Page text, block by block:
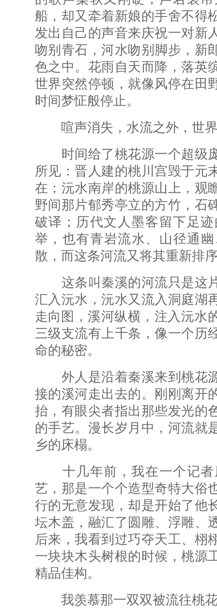
船，却又牵着新娘的手舍不得
发出自己的声音来庆祝一对新
吻别青石，河水吻别脚步，新
色之中。花雨自天而降，落英
世界突然停顿，就像风停在田
时间梦怔般停止。
喧声消失，水流之外，世界
时间给了桃花源一个超级
所见：晋人建的桃川宫毁于元
在；沅水南岸的桃源山上，观
野间那片郁秀亭立的方竹，石
破译；历代文人墨客留下足
举，也有青岩流水、山径通
散，而这条河流又将其重新排
这条叫秦溪的河流只是这
汇入沅水，沅水又流入洞庭湖
走向图，溪河纵横，注入沅水
三级支流有上千条，像一个历
命的秘密。
外人是沿着秦溪来到桃花
接的溪河走出去的。刚刚离开
抬，有眼尖者指出那些发光的
的手艺。漫长岁月中，河流就
乡的床榻。
十几年前，我在一个记者
艺，那是一个个造型奇特大俗
行的无意发现，却是开始了他
坛木盖，融汇了圆雕、浮雕、
后来，我看到过巧夺天工、栩
一块块木头树根的时候，桃源
精品佳构。
我羡慕那一双双被流往桃花